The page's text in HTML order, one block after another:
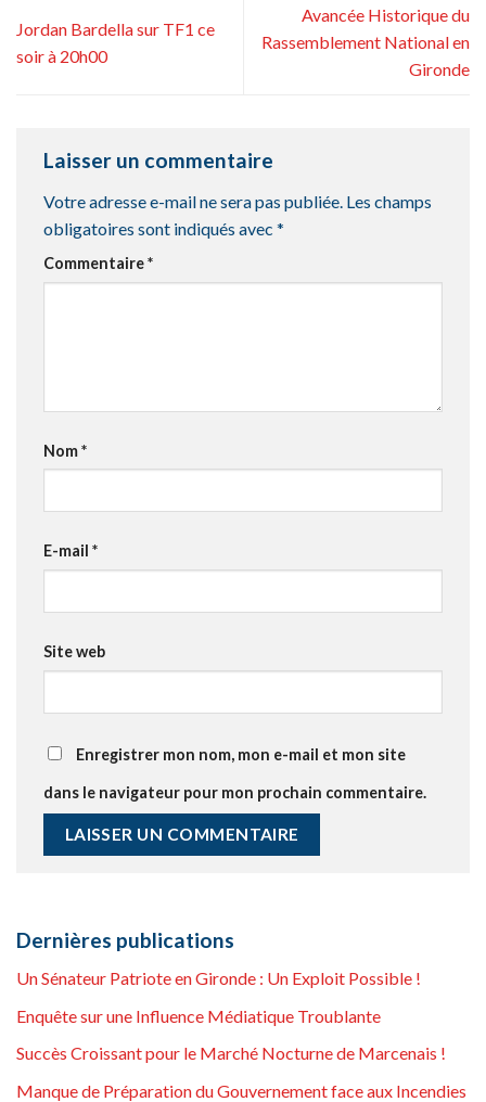
Jordan Bardella sur TF1 ce
soir à 20h00
Avancée Historique du
Rassemblement National en
Gironde
Laisser un commentaire
Votre adresse e-mail ne sera pas publiée. Les champs
obligatoires sont indiqués avec *
Commentaire*
Nom*
E-mail *
Site web
Enregistrer mon nom, mon e-mail et mon site
dans le navigateur pour mon prochain commentaire.
Dernières publications
Un Sénateur Patriote en Gironde : Un Exploit Possible !
Enquête sur une Influence Médiatique Troublante
Succès Croissant pour le Marché Nocturne de Marcenais !
Manque de Préparation du Gouvernement face aux Incendies